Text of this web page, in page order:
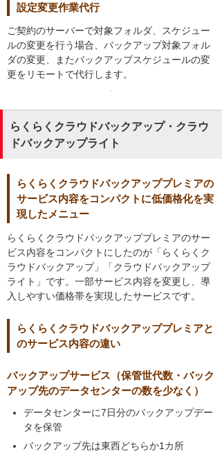
設定変更作業代行
ご契約のサーバーで対象フォルダ、スケジュー
ルの変更を行う場合、バックアップ対象フォル
ダの変更、またバックアップスケジュールの変
更をリモートで代行します。
らくらくクラウドバックアップ・クラウ
ドバックアップライト
らくらくクラウドバックアッププレミアの
サービス内容をコンパクトに低価格化を実
現したメニュー
らくらくクラウドバックアッププレミアのサー
ビス内容をコンパクトにしたのが「らくらくク
ラウドバックアップ」「クラウドバックアップ
ライト」です。一部サービス内容を変更し、導
入しやすい価格帯を実現したサービスです。
らくらくクラウドバックアッププレミアと
のサービス内容の違い
バックアップサービス（保管世代数・バック
アップ先のデータセンターの数を少なく）
データセンターに7日分のバックアップデー
タを保管
バックアップ先は東西どちらか1カ所